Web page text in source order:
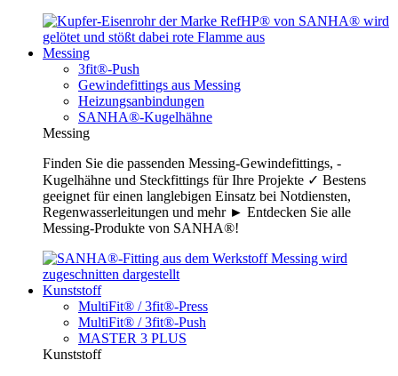
Messing
3fit®-Push
Gewindefittings aus Messing
Heizungsanbindungen
SANHA®-Kugelhähne
Messing
Finden Sie die passenden Messing-Gewindefittings, -
Kugelhähne und Steckfittings für Ihre Projekte ✓ Bestens
geeignet für einen langlebigen Einsatz bei Notdiensten,
Regenwasserleitungen und mehr ► Entdecken Sie alle
Messing-Produkte von SANHA®!
Kunststoff
MultiFit® / 3fit®-Press
MultiFit® / 3fit®-Push
MASTER 3 PLUS
Kunststoff